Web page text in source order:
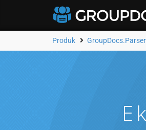
Produk GroupDocs.Parser